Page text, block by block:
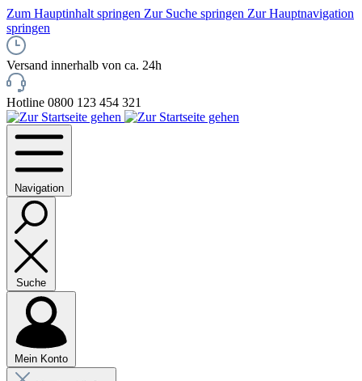
Zum Hauptinhalt springen Zur Suche springen Zur Hauptnavigation
springen
Versand innerhalb von ca. 24h
Hotline 0800 123 454 321
Navigation
Suche
Mein Konto